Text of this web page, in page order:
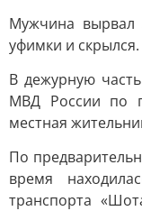
Мужчина вырвал
уфимки и скрылся.
В дежурную
МВД России по
местная
По
время
транспорта